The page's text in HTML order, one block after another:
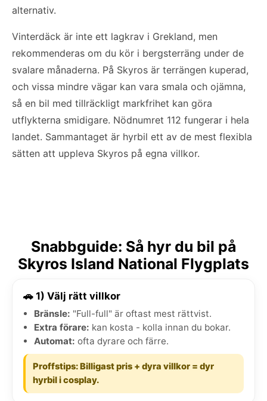
alternativ.
Vinterdäck är inte ett lagkrav i Grekland, men
rekommenderas om du kör i bergsterräng under de
svalare månaderna. På Skyros är terrängen kuperad,
och vissa mindre vägar kan vara smala och ojämna,
så en bil med tillräckligt markfrihet kan göra
utflykterna smidigare. Nödnumret 112 fungerar i hela
landet. Sammantaget är hyrbil ett av de mest flexibla
sätten att uppleva Skyros på egna villkor.
Snabbguide: Så hyr du bil på
Skyros Island National Flygplats
🚗 1) Välj rätt villkor
Bränsle: "Full-full" är oftast mest rättvist.
Extra förare: kan kosta - kolla innan du bokar.
Automat: ofta dyrare och färre.
Proffstips: Billigast pris + dyra villkor = dyr
hyrbil i cosplay.